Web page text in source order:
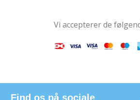
Vi accepterer de
Find os på sociale